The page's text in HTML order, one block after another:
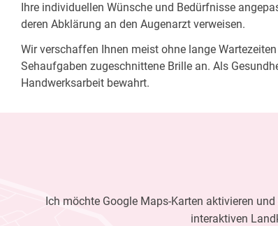
Ihre individuellen Wünsche und Bedürfnisse
deren Abklärung an den Augenarzt verweisen.
Wir verschaffen Ihnen meist ohne lange
Sehaufgaben zugeschnittene Brille an. Als
Handwerksarbeit bewahrt.
Ich möchte Google Maps-Karten aktivieren
interaktiven